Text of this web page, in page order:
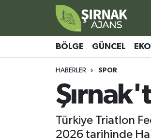
BÖLGE GÜNCEL
HABERLER SPOR
Türkiye Triatlon
2026 tarihinde
Bölge
Ekonomi
Şırnak Nöbetçi Eczaneler
Şirnak Namaz Vakitleri
Süper Lig Puan Durumu ve